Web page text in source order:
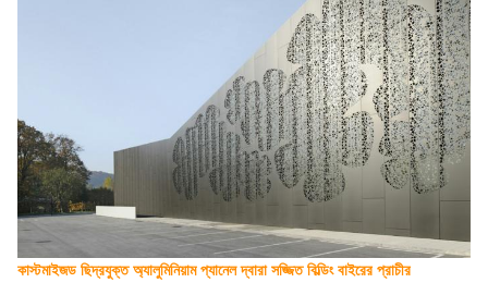
কাস্টমাইজড ছিদ্রযুক্ত অ্যালুমিনিয়াম প্যানেল দ্বারা সজ্জিত বিল্ডিং বাইরের প্রাচীর